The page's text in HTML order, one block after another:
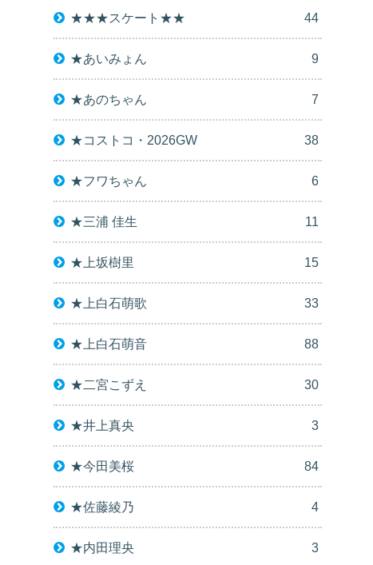
★★★スケート★★ 44
★あいみょん 9
★あのちゃん 7
★コストコ・2026GW 38
★フワちゃん 6
★三浦 佳生 11
★上坂樹里 15
★上白石萌歌 33
★上白石萌音 88
★二宮こずえ 30
★井上真央 3
★今田美桜 84
★佐藤綾乃 4
★内田理央 3